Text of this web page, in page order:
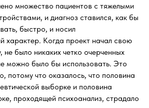
множество пациентов с тяжелыми
и диагноз ставился, как бы
быстро, и носил
характер. Когда проект начал свою
не было никаких четко очерченных
можно было бы использовать. Это
потому что оказалось, что половина
выборке и половина
проходящей психоанализ, страдало